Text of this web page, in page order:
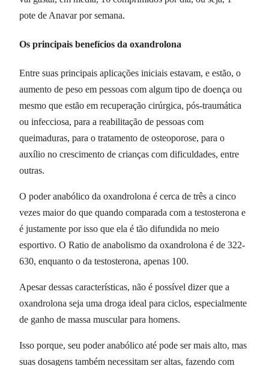
pote de Anavar por semana.
Os principais benefícios da oxandrolona
Entre suas principais aplicações iniciais estavam, e estão, o
aumento de peso em pessoas com algum tipo de doença ou
mesmo que estão em recuperação cirúrgica, pós-traumática
ou infecciosa, para a reabilitação de pessoas com
queimaduras, para o tratamento de osteoporose, para o
auxílio no crescimento de crianças com dificuldades, entre
outras.
O poder anabólico da oxandrolona é cerca de três a cinco
vezes maior do que quando comparada com a testosterona e
é justamente por isso que ela é tão difundida no meio
esportivo. O Ratio de anabolismo da oxandrolona é de 322-
630, enquanto o da testosterona, apenas 100.
Apesar dessas características, não é possível dizer que a
oxandrolona seja uma droga ideal para ciclos, especialmente
de ganho de massa muscular para homens.
Isso porque, seu poder anabólico até pode ser mais alto, mas
suas dosagens também necessitam ser altas, fazendo com